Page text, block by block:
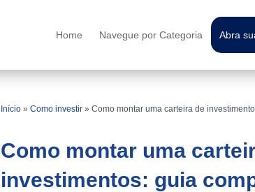
Home Navegue por Categoria Abra
Início» Como investir» Como montar uma carteira de
Como montar uma
investimentos: guia